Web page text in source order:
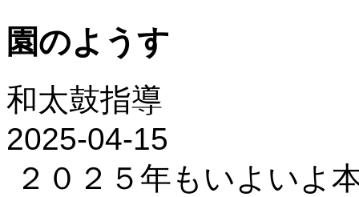
園のようす
和太鼓指導
2025-04-15
２０２５年もいよいよ